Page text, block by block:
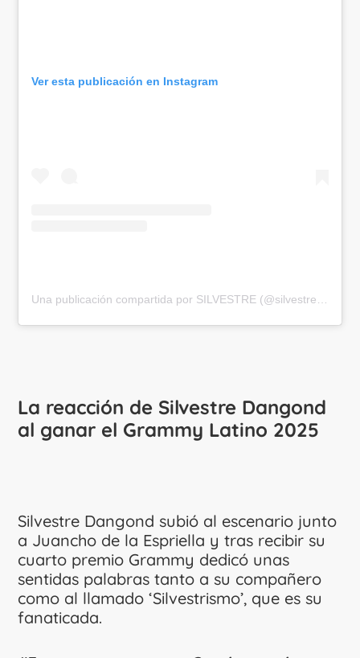
Ver esta publicación en Instagram
La reacción de Silvestre Dangond
al ganar el Grammy Latino 2025
Silvestre Dangond subió al escenario junto
a Juancho de la Espriella y tras recibir su
cuarto premio Grammy dedicó unas
sentidas palabras tanto a su compañero
como al llamado ‘Silvestrismo’, que es su
fanaticada.